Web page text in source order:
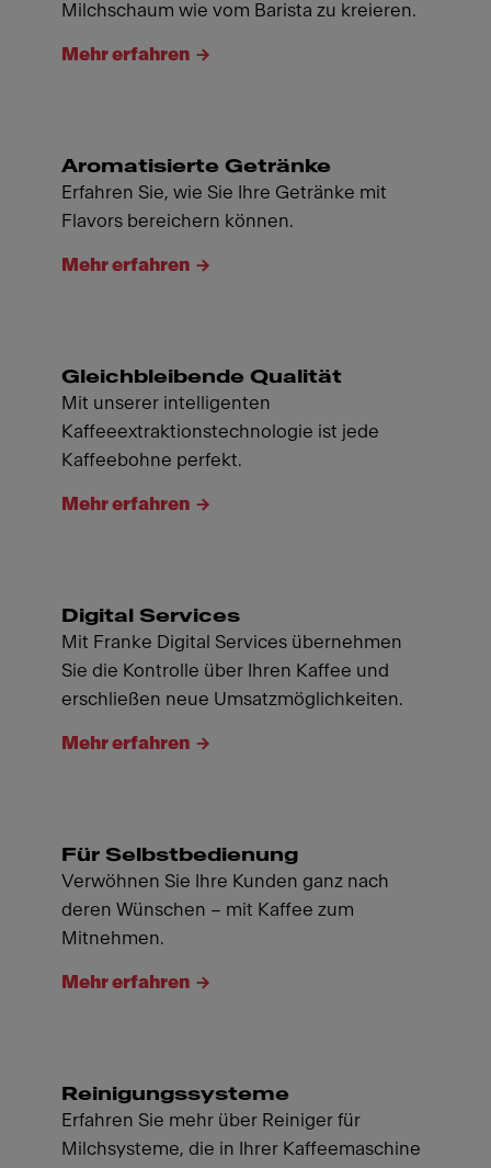
Milchschaum wie vom Barista zu kreieren.
Mehr erfahren
Aromatisierte Getränke
Erfahren Sie, wie Sie Ihre Getränke mit
Flavors bereichern können.
Mehr erfahren
Gleichbleibende Qualität
Mit unserer intelligenten
Kaffeeextraktionstechnologie ist jede
Kaffeebohne perfekt.
Mehr erfahren
Digital Services
Mit Franke Digital Services übernehmen
Sie die Kontrolle über Ihren Kaffee und
erschließen neue Umsatzmöglichkeiten.
Mehr erfahren
Für Selbstbedienung
Verwöhnen Sie Ihre Kunden ganz nach
deren Wünschen – mit Kaffee zum
Mitnehmen.
Mehr erfahren
Reinigungssysteme
Erfahren Sie mehr über Reiniger für
Milchsysteme, die in Ihrer Kaffeemaschine